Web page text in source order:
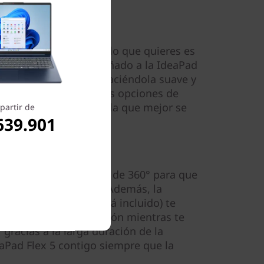
de un lado a otro, lo que quieres es
Por eso hemos diseñado a la IdeaPad
al detalle, haciéndola suave y
Y con múltiples opciones de
puedes encontrar la que mejor se
cuenta con un marco de 360° para que
y mucho más. Además, la
opcional (no está incluido) te
tu inspiración mientras te
a la larga duración de la
Flex 5 contigo siempre que la
de